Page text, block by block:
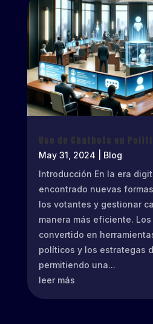
Uso de Chatbots en
May 31, 2024
Blog
Introducción En la era
encontrado nuevas
los votantes y gestionar
manera más eficiente.
convertido en
políticos y los estrategas
permitiendo una...
leer más